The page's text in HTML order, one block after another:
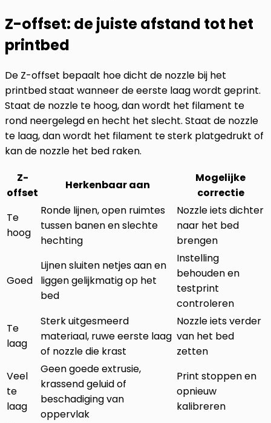
Z-offset: de juiste afstand tot het
printbed
De Z-offset bepaalt hoe dicht de nozzle bij het
printbed staat wanneer de eerste laag wordt geprint.
Staat de nozzle te hoog, dan wordt het filament te
rond neergelegd en hecht het slecht. Staat de nozzle
te laag, dan wordt het filament te sterk platgedrukt of
kan de nozzle het bed raken.
Z-
offset
Herkenbaar aan
Mogelijke
correctie
Te
hoog
Ronde lijnen, open ruimtes
tussen banen en slechte
hechting
Nozzle iets dichter
naar het bed
brengen
Goed
Lijnen sluiten netjes aan en
liggen gelijkmatig op het
bed
Instelling
behouden en
testprint
controleren
Te
laag
Sterk uitgesmeerd
materiaal, ruwe eerste laag
of nozzle die krast
Nozzle iets verder
van het bed
zetten
Veel
te
laag
Geen goede extrusie,
krassend geluid of
beschadiging van
oppervlak
Print stoppen en
opnieuw
kalibreren